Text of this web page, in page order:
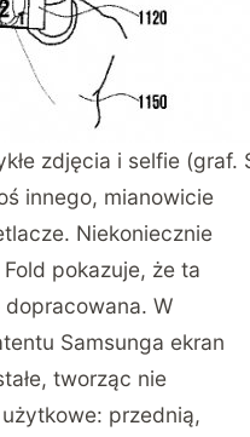
zdjęcia i selfie (graf.
innego, mianowicie
Niekoniecznie
pokazuje, że ta
. W
Samsunga ekran
tworząc nie
przednią,